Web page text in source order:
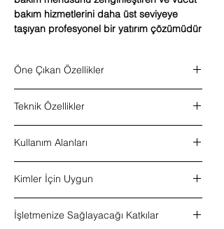
bakım hizmetlerini daha üst seviyeye
taşıyan profesyonel bir yatırım çözümüdür
Öne Çıkan Özellikler
Bölgesel yağ dokusuna odaklı profesyonel
bakım desteği
Cilt sıkılaştırma odaklı kullanım
Özel soğutmalı başlık sistemi
Konfor odaklı profesyonel uygulama
Ameliyatsız ve ağrısız kullanım yaklaşımı
Güzellik ve zayıflama merkezleri için güçlü
Teknik Özellikler
ve selülit cihazı
Teknoloji:
teknolojisi
Başlık sistemi:Özel soğutmalı başlıklar
Kullanım amacı:Bölgesel yağ azaltma,
selülit görünümünü azaltma, cilt
Kullanım Alanları
Selülit görünümünü azaltmaya yönelik
uygulamalar
Kimler İçin Uygun
Zayıflama merkezleri
İşletmenize Sağlayacağı Katkılar